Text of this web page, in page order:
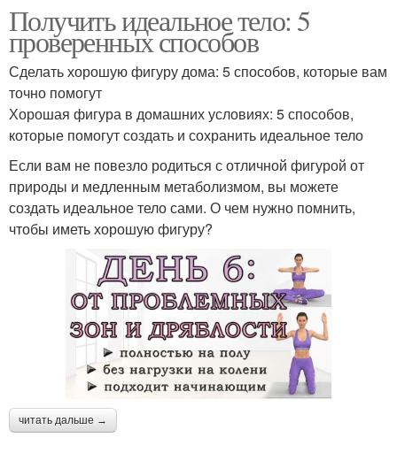
Получить идеальное тело: 5
проверенных способов
Сделать хорошую фигуру дома: 5 способов, которые вам
точно помогут
Хорошая фигура в домашних условиях: 5 способов,
которые помогут создать и сохранить идеальное тело
Если вам не повезло родиться с отличной фигурой от
природы и медленным метаболизмом, вы можете
создать идеальное тело сами. О чем нужно помнить,
чтобы иметь хорошую фигуру?
читать дальше →